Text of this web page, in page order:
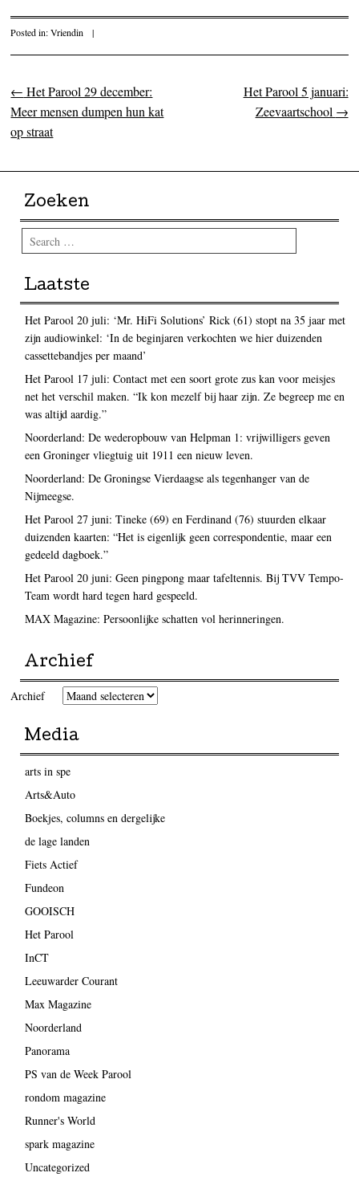
Posted in:Vriendin |
Post navigation
← Het Parool 29 december:
Meer mensen dumpen hun kat
op straat
Het Parool 5 januari:
Zeevaartschool →
Zoeken
Search
Laatste
Het Parool 20 juli: ‘Mr. HiFi Solutions’ Rick (61) stopt na 35 jaar met
zijn audiowinkel: ‘In de beginjaren verkochten we hier duizenden
cassettebandjes per maand’
Het Parool 17 juli: Contact met een soort grote zus kan voor meisjes
net het verschil maken. “Ik kon mezelf bij haar zijn. Ze begreep me en
was altijd aardig.”
Noorderland: De wederopbouw van Helpman 1: vrijwilligers geven
een Groninger vliegtuig uit 1911 een nieuw leven.
Noorderland: De Groningse Vierdaagse als tegenhanger van de
Nijmeegse.
Het Parool 27 juni: Tineke (69) en Ferdinand (76) stuurden elkaar
duizenden kaarten: “Het is eigenlijk geen correspondentie, maar een
gedeeld dagboek.”
Het Parool 20 juni: Geen pingpong maar tafeltennis. Bij TVV Tempo-
Team wordt hard tegen hard gespeeld.
MAX Magazine: Persoonlijke schatten vol herinneringen.
Archief
Archief
Media
arts in spe
Arts&Auto
Boekjes, columns en dergelijke
de lage landen
Fiets Actief
Fundeon
GOOISCH
Het Parool
InCT
Leeuwarder Courant
Max Magazine
Noorderland
Panorama
PS van de Week Parool
rondom magazine
Runner's World
spark magazine
Uncategorized